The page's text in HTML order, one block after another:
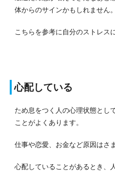
体からのサインかもしれません。
こちらを参考に自分のストレス
心配している
ため息をつく人の心理状態とし
ことがよくあります。
仕事や恋愛、お金など原因はさ
心配していることがあるとき、